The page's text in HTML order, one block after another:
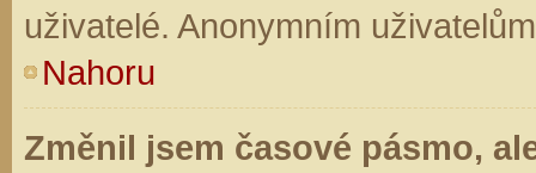
uživatelé. Anonymním
Nahoru
Změnil jsem časové pásmo,